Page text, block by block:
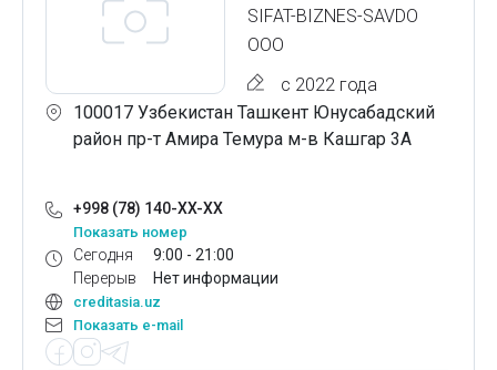
SIFAT-BIZNES-SAVDO
ООО
с 2022 года
100017 Узбекистан Ташкент Юнусабадский
район пр-т Амира Темура м-в Кашгар 3А
+998 (78) 140-XX-XX
Показать номер
Сегодня
Перерыв
9:00 - 21:00
Нет информации
creditasia.uz
Показать e-mail